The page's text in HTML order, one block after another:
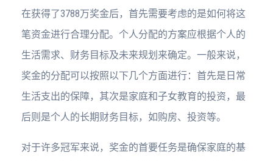
在获得了3788万奖金后，首先需要考虑的是如何将这
笔资金进行合理分配。个人分配的方案应根据个人的
生活需求、财务目标及未来规划来确定。一般来说，
奖金的分配可以按照以下几个方面进行：首先是日常
生活支出的保障，其次是家庭和子女教育的投资，最
后则是个人的长期财务目标，如购房、投资等。
对于许多冠军来说，奖金的首要任务是确保家庭的基